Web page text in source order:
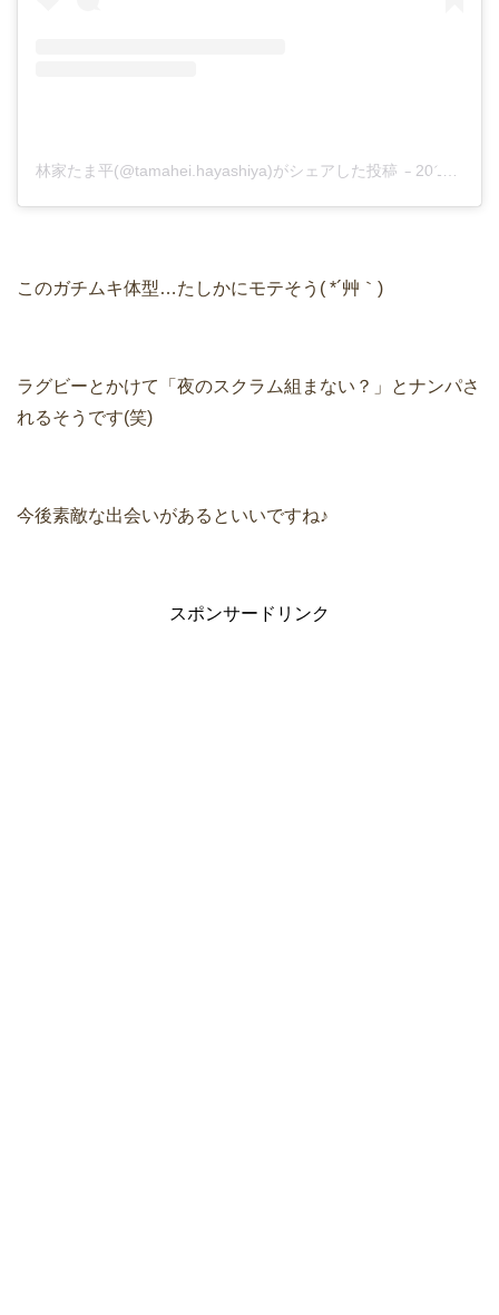
林家たま平(@tamahei.hayashiya)がシェアした投稿 – 2019年 6月月17日午前6時12分PDT
このガチムキ体型…たしかにモテそう( *´艸｀)
ラグビーとかけて「夜のスクラム組まない？」とナンパさ
れるそうです(笑)
今後素敵な出会いがあるといいですね♪
スポンサードリンク